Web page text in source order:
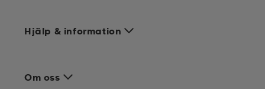
Hjälp & information
Om oss